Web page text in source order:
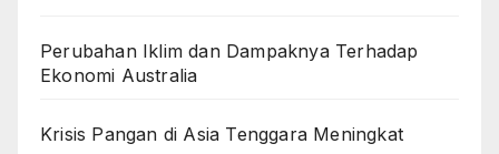
Perubahan Iklim dan Dampaknya Terhadap
Ekonomi Australia
Krisis Pangan di Asia Tenggara Meningkat